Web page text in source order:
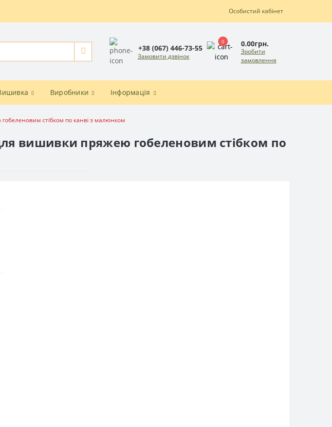
Особистий кабінет
+38 (067) 446-73-55
Замовити дзвінок
0 0.00грн.
Зробити
замовлення
Виробники Інформація
стібком по канві з малюнком
вишивки пряжею гобеленовим стібком по